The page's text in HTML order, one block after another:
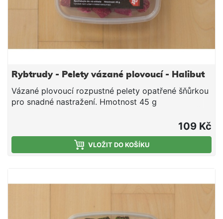
Rybtrudy - Pelety vázané plovoucí - Halibut
Vázané plovoucí rozpustné pelety opatřené šňůrkou
pro snadné nastražení. Hmotnost 45 g
109 Kč
VLOŽIT DO KOŠÍKU